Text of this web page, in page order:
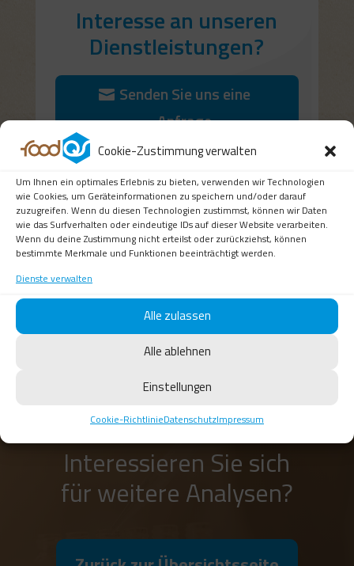
Cookie-Zustimmung verwalten
Um Ihnen ein optimales Erlebnis zu bieten, verwenden wir Technologien
wie Cookies, um Geräteinformationen zu speichern und/oder darauf
zuzugreifen. Wenn du diesen Technologien zustimmst, können wir Daten
wie das Surfverhalten oder eindeutige IDs auf dieser Website verarbeiten.
Wenn du deine Zustimmung nicht erteilst oder zurückziehst, können
bestimmte Merkmale und Funktionen beeinträchtigt werden.
Dienste verwalten
Alle zulassen
Alle ablehnen
Einstellungen
Cookie-RichtlinieDatenschutzImpressum
Interesse an unseren
Dienstleistungen?
Senden Sie uns eine
Anfrage
Interessieren Sie sich
für weitere Analysen?